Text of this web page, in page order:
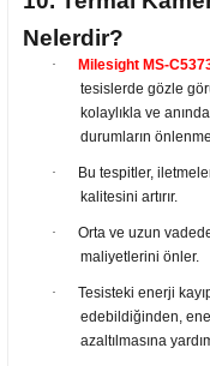
Nelerdir?
· Milesight MS-
tesislerde gözle
kolaylıkla ve
durumların
·
Bu tespitler,
kalitesini artırır.
·
Orta ve uzun
maliyetlerini önler.
·
Tesisteki enerji
edebildiğinden,
azaltılmasına